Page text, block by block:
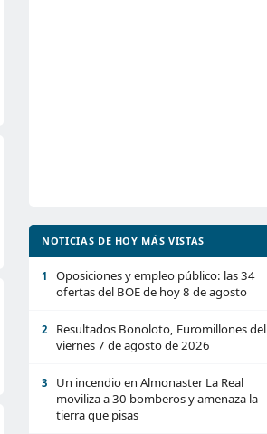
NOTICIAS DE HOY MÁS VISTAS
1
Oposiciones y empleo público: las 34
ofertas del BOE de hoy 8 de agosto
2
Resultados Bonoloto, Euromillones del
viernes 7 de agosto de 2026
3
Un incendio en Almonaster La Real
moviliza a 30 bomberos y amenaza la
tierra que pisas